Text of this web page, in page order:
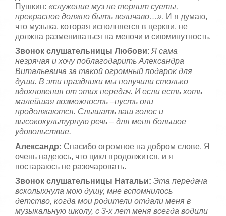
Пушкин: «служение муз не терпит суеты,
прекрасное должно быть величаво…». И я думаю,
что музыка, которая исполняется в церкви, не
должна размениваться на мелочи и сиюминутность.
Звонок слушательницы Любови: Я сама
незрячая и хочу поблагодарить Александра
Витальевича за такой огромный подарок для
души. В эти праздники мы получили столько
вдохновения от этих передач. И если есть хоть
малейшая возможность –пусть они
продолжаются. Слышать ваш голос и
высококультурную речь – для меня большое
удовольствие.
Александр: Спасибо огромное на добром слове. Я
очень надеюсь, что цикл продолжится, и я
постараюсь не разочаровать.
Звонок слушательницы Натальи: Эта передача
всколыхнула мою душу, мне вспомнилось
детство, когда мои родители отдали меня в
музыкальную школу, с 3-х лет меня всегда водили